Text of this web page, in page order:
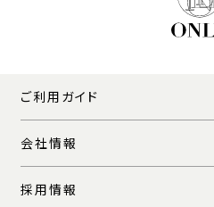
ご利用ガイド
会社情報
採用情報